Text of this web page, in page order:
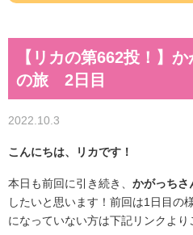
【リカの第662投！】
の旅 2日目
2022.10.3
こんにちは、リカです！
本日も前回に引き続き、 かがっち
したいと思います！前回は1日目の
になっていない方は下記リンクより